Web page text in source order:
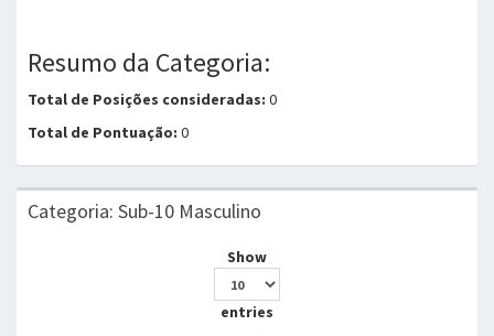
Resumo da Categoria:
Total de Posições consideradas: 0
Total de Pontuação: 0
Categoria: Sub-10 Masculino
Show
entries